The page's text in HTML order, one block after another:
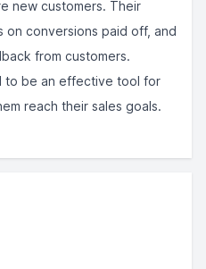
new customers. Their
conversions paid off, and
from customers.
to be an effective tool for
reach their sales goals.